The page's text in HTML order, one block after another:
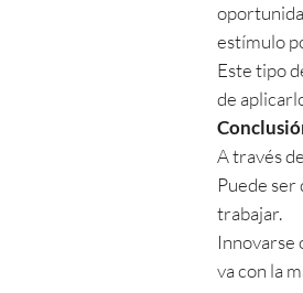
estímulo
Este tipo
de
A través
Puede ser
trabajar.
Innovarse
va con la